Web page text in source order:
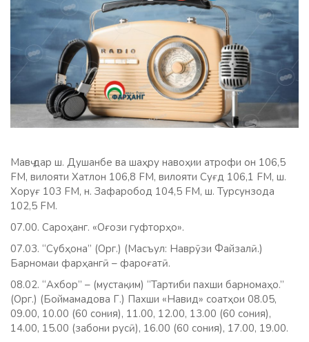
Мавҷ дар ш. Душанбе ва шаҳру навоҳии атрофи он 106,5
FM, вилояти Хатлон 106,8 FM, вилояти Суғд 106,1 FM, ш.
Хоруғ 103 FM, н. Зафаробод 104,5 FM, ш. Турсунзода
102,5 FM.
07.00. Сароҳанг. «Оғози гуфторҳо».
07.03. “Субҳона” (Орг.) (Масъул: Наврӯзи Файзалӣ.)
Барномаи фарҳангӣ – фароғатӣ.
08.02. “Ахбор” – (мустақим) “Тартиби пахши барномаҳо.”
(Орг.) (Боймамадова Г.) Пахши «Навид» соатҳои 08.05,
09.00, 10.00 (60 сония), 11.00, 12.00, 13.00 (60 сония),
14.00, 15.00 (забони русӣ), 16.00 (60 сония), 17.00, 19.00.